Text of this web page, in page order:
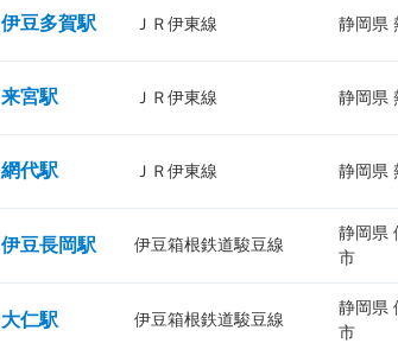
伊豆多賀駅 ＪＲ伊東線 静岡県
来宮駅 ＪＲ伊東線 静岡県
網代駅 ＪＲ伊東線 静岡県
伊豆長岡駅 伊豆箱根鉄道駿豆線
静岡県
市
大仁駅 伊豆箱根鉄道駿豆線
静岡県
市